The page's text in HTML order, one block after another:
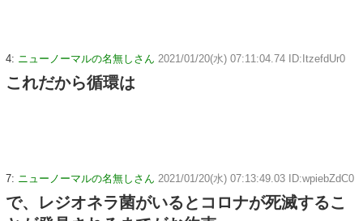
4: ニューノーマルの名無しさん 2021/01/20(水) 07:11:04.74 ID:ItzefdUr0
これだから循環は
7: ニューノーマルの名無しさん 2021/01/20(水) 07:13:49.03 ID:wpiebZdC0
で、レジオネラ菌がいるとコロナが死滅するこ